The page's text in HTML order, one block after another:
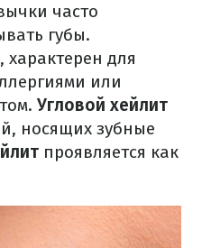
часто
губы.
, характерен для
или
Угловой хейлит
носящих зубные
проявляется как